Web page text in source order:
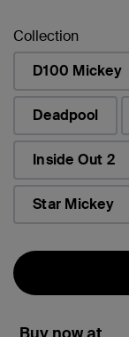
Collection
D100 Mickey
Deadpool
Inside Out 2
Star Mickey